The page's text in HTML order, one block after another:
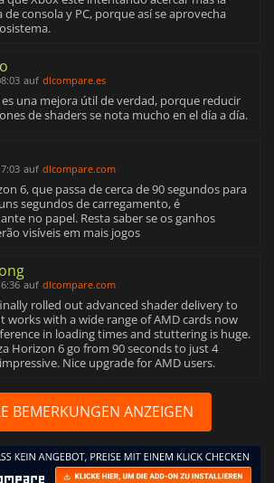
de consola y PC, porque así se aprovecha
auf dlcompare.es
es una mejora útil de verdad, porque reducir
de shaders se nota mucho en el día a día.
auf dlcompare.com
6, que passa de cerca de 90 segundos para
segundos de carregamento, é
no papel. Resta saber se os ganhos
visíveis em mais jogos
auf dlcompare.com
rolled out advanced shader delivery to
works with a wide range of AMD cards now
in loading times and stuttering is huge.
Horizon 6 go from 90 seconds to just 4
Nice upgrade for AMD users.
BEMERKUNGEN ANZEIGEN